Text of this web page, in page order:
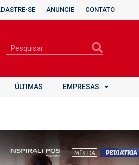
SE ANUNCIE CONTATO
ÚLTIMAS EMPRESAS